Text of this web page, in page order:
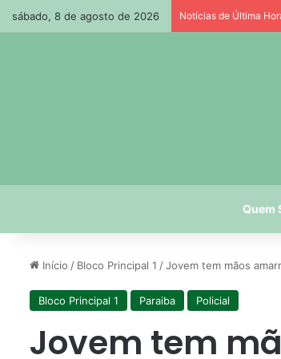
sábado, 8 de agosto de 2026 Notícias de Última
Quem
Início / Bloco Principal 1 /Jovem tem mãos
Bloco Principal 1 Paraiba Policial
Jovem tem